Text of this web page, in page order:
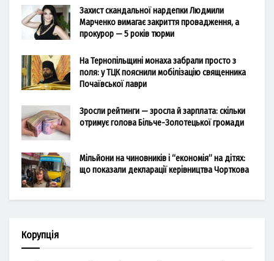
Захист скандальної нардепки Людмили
Марченко вимагає закриття провадження, а
прокурор — 5 років тюрми
На Тернопільщині монаха забрали просто з
поля: у ТЦК пояснили мобілізацію священника
Почаївської лаври
Зросли рейтинги — зросла й зарплата: скільки
отримує голова Більче-Золотецької громади
Мільйони на чиновників і “економія” на дітях:
що показали декларації керівництва Чорткова
Корупція